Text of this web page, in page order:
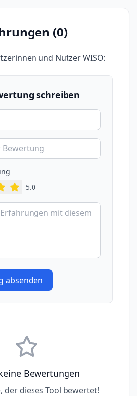
(0)
und NutzerWISO:
schreiben
5.0
absenden
Bewertungen
der dieses Tool bewertet!